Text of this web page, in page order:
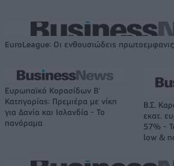
EuroLeague: Οι ενθουσιώδεις
Ευρωπαϊκό Κορασίδων Β'
Κατηγορίας: Πρεμιέρα με νίκη
για Δανία και Ισλανδία - Το
πανόραμα
Β.Σ.
εκατ.
57% -
low &